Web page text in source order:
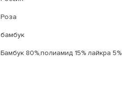
Роза
бамбук
Бамбук 80%,полиамид 15% лайкра 5%